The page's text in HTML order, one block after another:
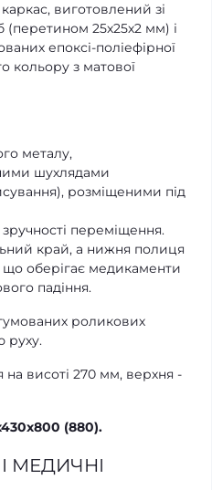
виготовлений зі
(перетином 25х25х2 мм) і
епоксі-поліефірної
кольору з матової
металу,
шухлядами
розміщеними під
переміщення.
край, а нижня полиця
оберігає медикаменти
падіння.
роликових
руху.
висоті 270 мм, верхня -
(880).
МЕДИЧНІ